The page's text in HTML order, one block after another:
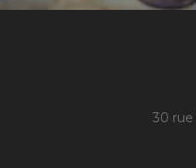
30 rue